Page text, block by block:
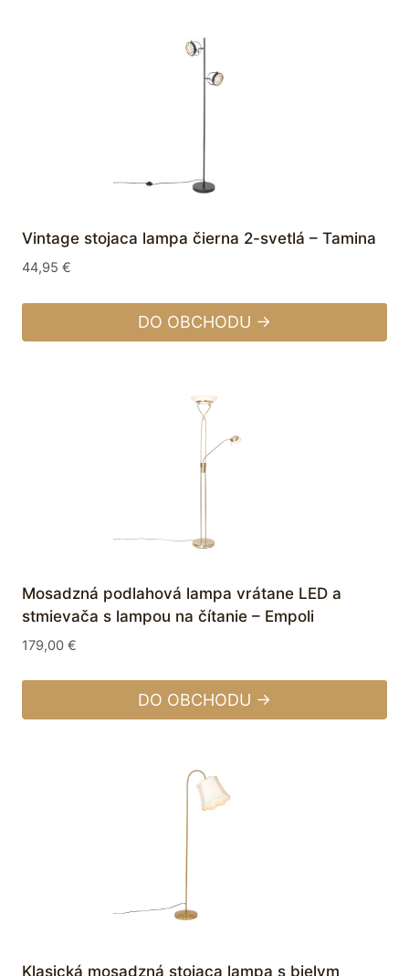
Vintage stojaca lampa čierna 2-svetlá – Tamina
44,95 €
DO OBCHODU →
Mosadzná podlahová lampa vrátane LED a
stmievača s lampou na čítanie – Empoli
179,00 €
DO OBCHODU →
Klasická mosadzná stojaca lampa s bielym